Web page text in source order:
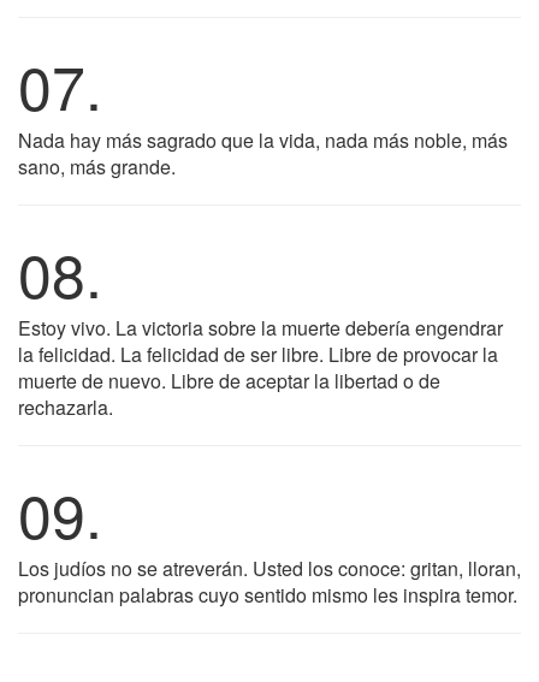
07.
Nada hay más sagrado que la vida, nada más noble, más
sano, más grande.
08.
Estoy vivo. La victoria sobre la muerte debería engendrar
la felicidad. La felicidad de ser libre. Libre de provocar la
muerte de nuevo. Libre de aceptar la libertad o de
rechazarla.
09.
Los judíos no se atreverán. Usted los conoce: gritan, lloran,
pronuncian palabras cuyo sentido mismo les inspira temor.